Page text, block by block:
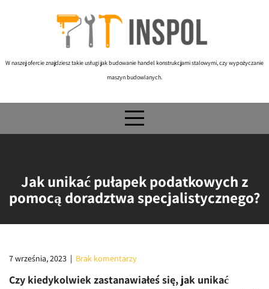
W naszej ofercie znajdziesz takie usługi jak budowanie handel konstrukcjami stalowymi, czy wypożyczanie
maszyn budowlanych.
Jak unikać pułapek podatkowych z
pomocą doradztwa specjalistycznego?
7 września, 2023 | Brak komentarzy
Czy kiedykolwiek zastanawiałeś się, jak unikać